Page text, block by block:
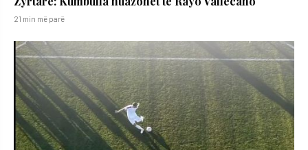
21 min më parë